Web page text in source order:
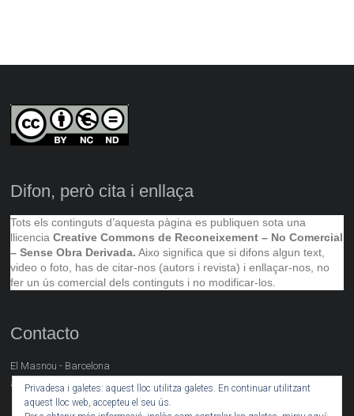
Difon, però cita i enllaça
Tots els continguts d’aquesta pàgina es publiquen sota una
llicenciaCreative Commons de Reconeixement – No Comercial
– Sense Obra Derivada. Aixo significa que si difons algun text,
video o foto, has de citar-nos (autors i revista) i enllaçar-nos, no
fer un ús comercial dels continguts i no modificar-los.
Contacto
El Masnou - Barcelona
artsocial@neret.cat
Privadesa i galetes: aquest lloc utilitza galetes. En continuar utilitzant
aquest lloc web, accepteu el seu ús.